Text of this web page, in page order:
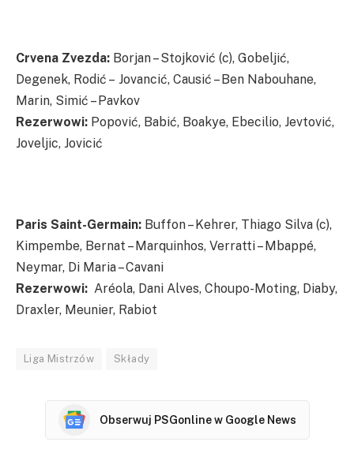
Crvena Zvezda: Borjan – Stojković (c), Gobeljić,
Degenek, Rodić – Jovancić, Causić – Ben Nabouhane,
Marin, Simić – Pavkov
Rezerwowi: Popović, Babić, Boakye, Ebecilio, Jevtović,
Joveljic, Jovicić
Paris Saint-Germain: Buffon – Kehrer, Thiago Silva (c),
Kimpembe, Bernat – Marquinhos, Verratti – Mbappé,
Neymar, Di Maria – Cavani
Rezerwowi: Aréola, Dani Alves, Choupo-Moting, Diaby,
Draxler, Meunier, Rabiot
Liga Mistrzów Składy
Obserwuj PSGonline w Google News